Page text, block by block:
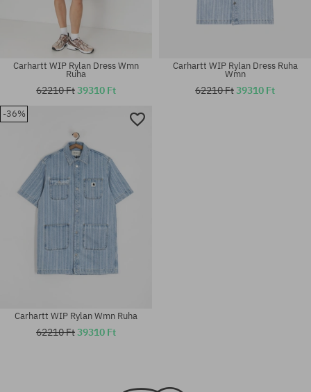
Carhartt WIP Rylan Dress Wmn
Ruha
62210 Ft39310 Ft
XS; M
Carhartt WIP Rylan Dress Ruha
Wmn
62210 Ft39310 Ft
-36%
Carhartt WIP Rylan Wmn Ruha
62210 Ft39310 Ft